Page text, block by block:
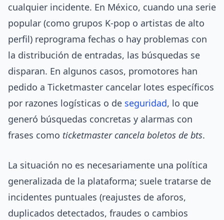
cualquier incidente. En México, cuando una serie
popular (como grupos K-pop o artistas de alto
perfil) reprograma fechas o hay problemas con
la distribución de entradas, las búsquedas se
disparan. En algunos casos, promotores han
pedido a Ticketmaster cancelar lotes específicos
por razones logísticas o de seguridad, lo que
generó búsquedas concretas y alarmas con
frases como ticketmaster cancela boletos de bts.
La situación no es necesariamente una política
generalizada de la plataforma; suele tratarse de
incidentes puntuales (reajustes de aforos,
duplicados detectados, fraudes o cambios